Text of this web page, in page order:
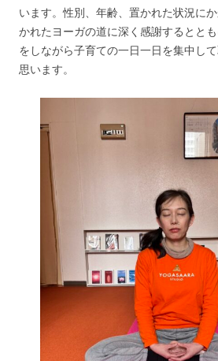
います。性別、年齢、置かれた状況に
かれたヨーガの道に深く感謝するとと
をしながら子育ての一日一日を集中し
思います。